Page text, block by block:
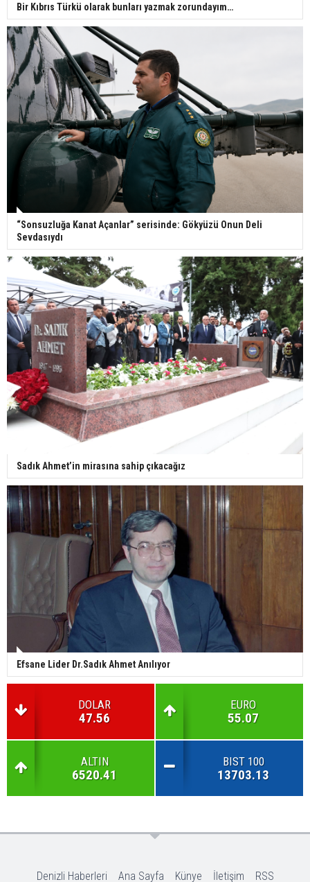
Bir Kıbrıs Türkü olarak bunları yazmak zorundayım…
“Sonsuzluğa Kanat Açanlar” serisinde: Gökyüzü Onun Deli
Sevdasıydı
Sadık Ahmet’in mirasına sahip çıkacağız
Efsane Lider Dr.Sadık Ahmet Anılıyor
DOLAR
47.56
EURO
55.07
ALTIN
6520.41
BIST 100
13703.13
Denizli Haberleri Ana Sayfa Künye İletişim RSS